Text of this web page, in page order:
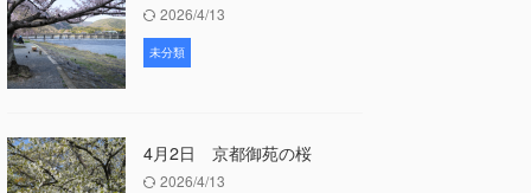
2026/4/13
未分類
4月2日 京都御苑の桜
2026/4/13